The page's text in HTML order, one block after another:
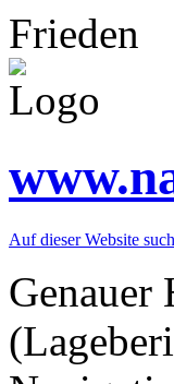
Frieden
Auf dieser Website
Genauer